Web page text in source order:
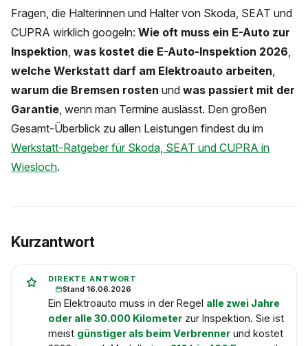
Fragen, die Halterinnen und Halter von Skoda, SEAT und
CUPRA wirklich googeln: Wie oft muss ein E-Auto zur
Inspektion was kostet die E-Auto-Inspektion 2026
welche Werkstatt darf am Elektroauto arbeiten
warum die Bremsen rosten und was passiert mit der
Garantie , wenn man Termine auslässt. Den großen
Gesamt-Überblick zu allen Leistungen findest du im
Werkstatt-Ratgeber für Skoda, SEAT und CUPRA in
Wiesloch.
Kurzantwort
DIREKTE ANTWORT
Stand 16.06.2026
Ein Elektroauto muss in der Regel alle zwei Jahre
oder alle 30.000 Kilometer zur Inspektion. Sie ist
meist günstiger als beim Verbrenner und kostet